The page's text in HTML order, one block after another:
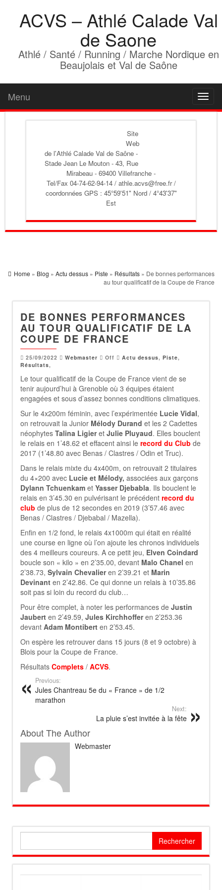
ACVS – Athlé Calade Val
de Saone
Athlé / Santé / Running / Marche Nordique en
Beaujolais et Val de Saône
Menu
Site
Web
de l'Athlé Calade Val de Saône -
Stade Jean Le Mouton - 43, Rue
Mirabeau - 69400 Villefranche -
Tel/Fax 04-74-62-94-14 / athle.acvs@free.fr /
coordonnées GPS : 45°59'51" Nord / 4°43'37"
Est
Home » Blog » Actu dessus » Piste » Résultats » De bonnes performances
au tour qualificatif de la Coupe de France
DE BONNES PERFORMANCES
AU TOUR QUALIFICATIF DE LA
COUPE DE FRANCE
25/09/2022 Webmaster Off Actu dessus, Piste,
Résultats,
Le tour qualificatif de la Coupe de France vient de se
tenir aujourd’hui à Grenoble où 3 équipes étaient
engagées et sous d’assez bonnes conditions climatiques.
Sur le 4x200m féminin, avec l’expérimentée Lucie Vidal,
on retrouvait la Junior Mélody Durand et les 2 Cadettes
néophytes Talina Ligieret Julie Pluyaud. Elles bouclent
le relais en 1’48.62 et effacent ainsi le record du Club de
2017 (1’48.80 avec Benas / Clastres / Odin et Truc).
Dans le relais mixte du 4x400m, on retrouvait 2 titulaires
du 4×200 avec Lucie et Mélody, associées aux garçons
Dylann Tchuenkam et Yasser Djebabla. Ils bouclent le
relais en 3’45.30 en pulvérisant le précédent record du
club de plus de 12 secondes en 2019 (3’57.46 avec
Benas / Clastres / Djebabal / Mazella).
Enfin en 1/2 fond, le relais 4x1000m qui était en réalité
une course en ligne où l’on ajoute les chronos individuels
des 4 meilleurs coureurs. A ce petit jeu, Elven Coindard
boucle son « kilo » en 2’35.00, devant Malo Chanel en
2’38.73, Sylvain Chevalieren 2’39.21 et Marin
Devinant en 2’42.86. Ce qui donne un relais à 10’35.86
soit pas si loin du record du club…
Pour être complet, à noter les performances de Justin
Jaubert en 2’49.59, Jules Kirchhofferen 2’253.36
devant Adam Montibert en 2’53.45.
On espère les retrouver dans 15 jours (8 et 9 octobre) à
Blois pour la Coupe de France.
Résultats Complets / ACVS.
Previous:
Jules Chantreau 5e du « France » de 1/2
marathon
Next:
La pluie s’est invitée à la fête
About The Author
Webmaster